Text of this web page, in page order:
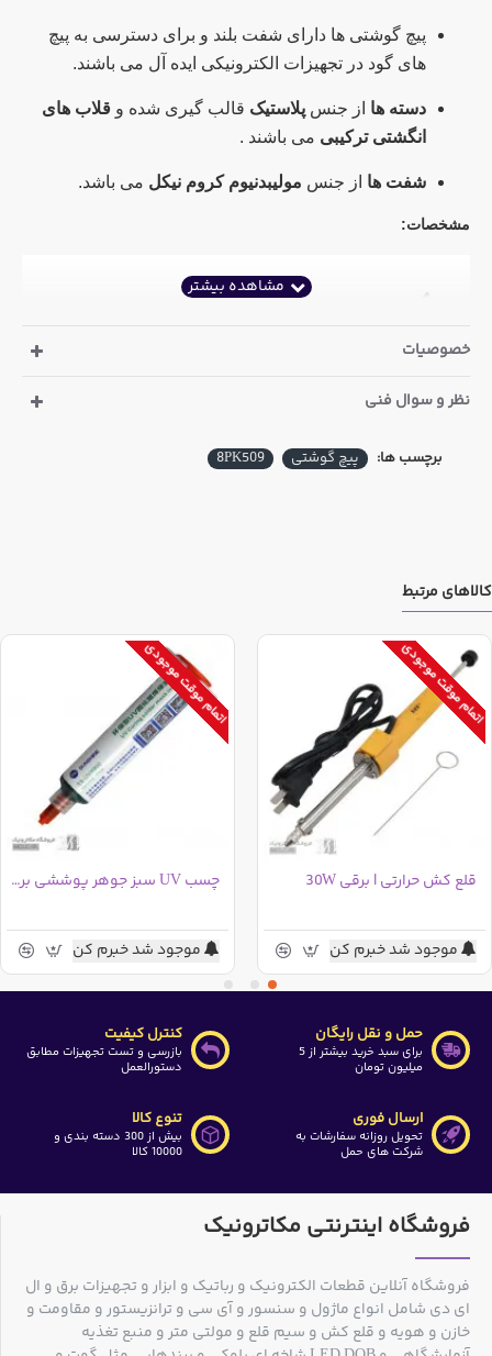
پیچ گوشتی ها دارای شفت بلند و برای دسترسی به پیچ
های گود در تجهیزات الکترونیکی ایده آل می باشند.
دسته ها از جنس پلاستیک قالب گیری شده و قلاب های
انگشتی ترکیبی می باشند .
شفت ها از جنس مولیبدنیوم کروم نیکل می باشد.
مشخصات:
طول دسته ها A : 90 mm
B : 150 mm
C : 100 mm
3.8 x 150 mm
3.0 x 100 mm
(N0.1) 2.4 x 75 mm
بسته های
کارت
تاول
خصوصیات
نظر و سوال فنی
برچسب ها: پیچ گوشتی 8PK509
کالاهای مرتبط
اتمام موقت موجودی
قلع کش حرارتی | برقی 30W
موجود شد خبرم کن
اتمام موقت موجودی
چسب UV سبز جوهر پوششی بردترمیم کننده
موجود شد خبرم کن
حمل و نقل رایگان
برای سبد خرید بیشتر از 5
میلیون تومان
کنترل کیفیت
بازرسی و تست تجهیزات مطابق
دستورالعمل
ارسال فوری
تحویل روزانه سفارشات به
شرکت های حمل
تنوع کالا
بیش از 300 دسته بندی و
10000 کالا
فروشگاه اینترنتی مکاترونیک
فروشگاه آنلاین قطعات الکترونیک و رباتیک و ابزار و تجهیزات برق و ال
ای دی شامل انواع ماژول و سنسور و آی سی و ترانزیستور و مقاومت و
خازن و هویه و قلع کش و سیم قلع و مولتی متر و منبع تغذیه